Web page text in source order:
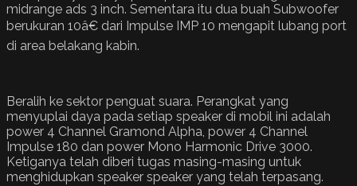
midrange ads 3 inch. Sementara itu dua buah Subwoofer
berukuran 10â€ dari Impulse IMP 10 mengapit lubang port
di area belakang kabin.
Beralih ke sektor penguat suara. Perangkat yang
menyuplai daya pada setiap speaker di mobil ini adalah
power 4 Channel Gramond Alpha, power 4 Channel
Impulse 180 dan power Mono Harmonic Drive 3000.
Ketiganya telah diberi tugas masing-masing untuk
menghidupkan speaker speaker yang telah terpasang.